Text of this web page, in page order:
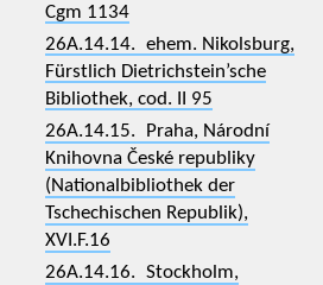
Cgm 1134
26A.14.14. ehem. Nikolsburg,
Fürstlich Dietrichstein’sche
Bibliothek, cod. II 95
26A.14.15. Praha, Národní
Knihovna České republiky
(Nationalbibliothek der
Tschechischen Republik),
XVI.F.16
26A.14.16. Stockholm,